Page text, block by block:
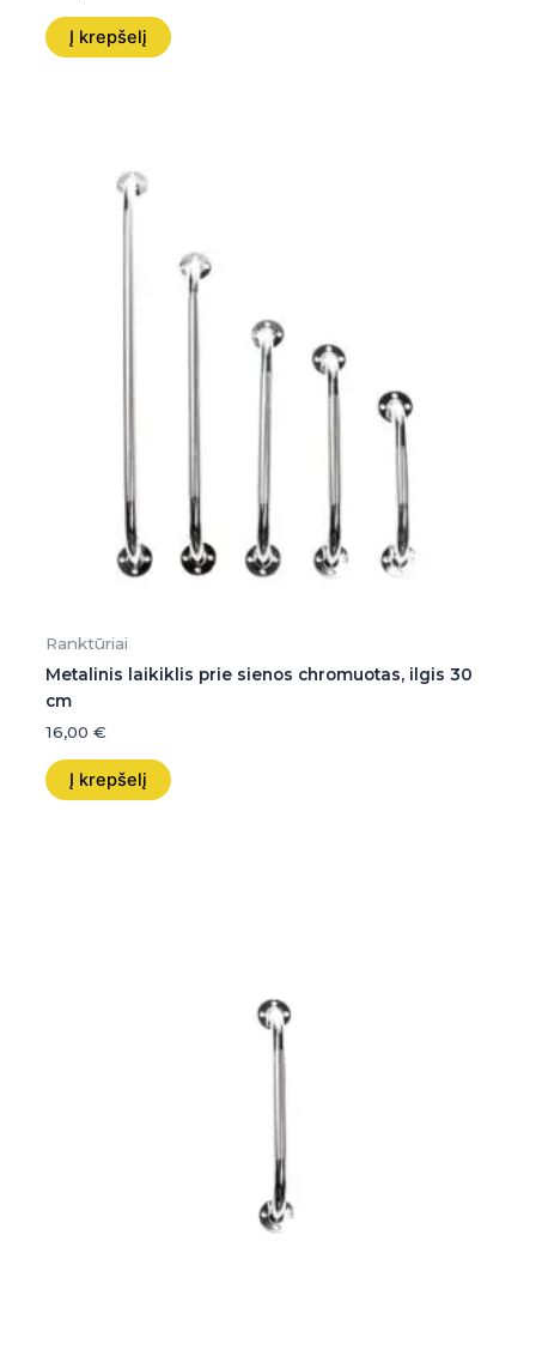
Į krepšelį
Ranktūriai
Metalinis laikiklis prie sienos chromuotas, ilgis 30
cm
16,00 €
Į krepšelį